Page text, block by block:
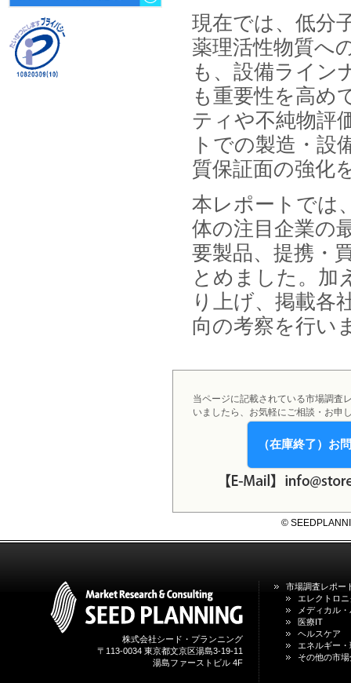
現在では、低分
薬理活性物質へ
も、設備ライン
も重要性を高め
ティや不純物評
トでの製造・設
質保証面の強化
本レポートでは
体の注目企業の
要製品、提携・
とめました。加
り上げ、掲載各
向の考察を行い
当ページに記載されている市場調査
いましたら、お気軽にご相談・お申
（在庫終了）お
2026年04月30日
4月30日、「2026年版 オンライン
診療サービスの現状と将来展望 」
を発刊しました。
©
株式会社シード・プランニング
〒113-0034 東京都文京区湯島3-19-11
湯島ファーストビル 4F
市場調査レポー
エレクトロ
メディカル
医療IT
ヘルスケア
エネルギー
その他の市